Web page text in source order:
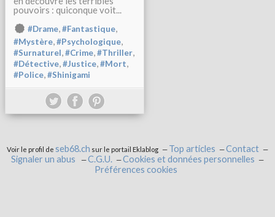
pouvoirs : quiconque voit...
#Drame,#Fantastique,
#Mystère,#Psychologique,
#Surnaturel,#Crime,#Thriller,
#Détective,#Justice,#Mort,
#Police,#Shinigami
Voir le profil de seb68.ch sur le portail Eklablog Top articles
Contact
Signaler un abus
C.G.U.
Cookies et données personnelles
Préférences cookies